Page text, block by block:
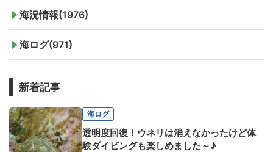
海況情報(1976)
海ログ(971)
新着記事
海ログ
透明度回復！ウネリは消えなかったけど体
験ダイビングも楽しめました～♪